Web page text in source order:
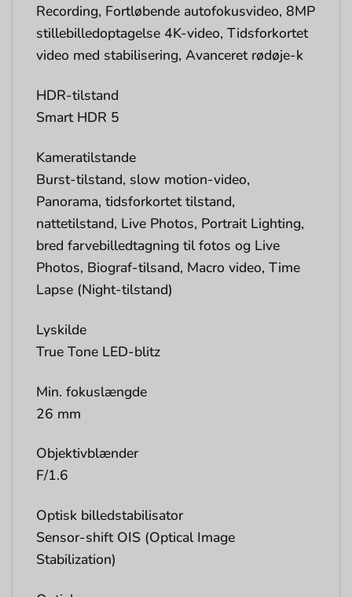
Recording, Fortløbende autofokusvideo, 8MP
stillebilledoptagelse 4K-video, Tidsforkortet
video med stabilisering, Avanceret rødøje-k
HDR-tilstand
Smart HDR 5
Kameratilstande
Burst-tilstand, slow motion-video,
Panorama, tidsforkortet tilstand,
nattetilstand, Live Photos, Portrait Lighting,
bred farvebilledtagning til fotos og Live
Photos, Biograf-tilsand, Macro video, Time
Lapse (Night-tilstand)
Lyskilde
True Tone LED-blitz
Min. fokuslængde
26 mm
Objektivblænder
F/1.6
Optisk billedstabilisator
Sensor-shift OIS (Optical Image
Stabilization)